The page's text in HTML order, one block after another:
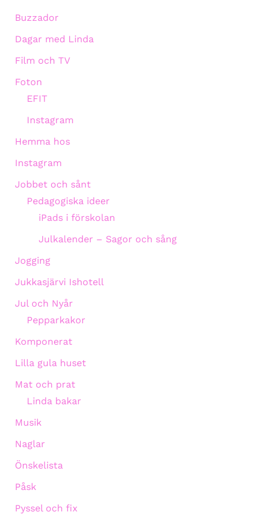
Buzzador
Dagar med Linda
Film och TV
Foton
EFIT
Instagram
Hemma hos
Instagram
Jobbet och sånt
Pedagogiska ideer
iPads i förskolan
Julkalender – Sagor och sång
Jogging
Jukkasjärvi Ishotell
Jul och Nyår
Pepparkakor
Komponerat
Lilla gula huset
Mat och prat
Linda bakar
Musik
Naglar
Önskelista
Påsk
Pyssel och fix